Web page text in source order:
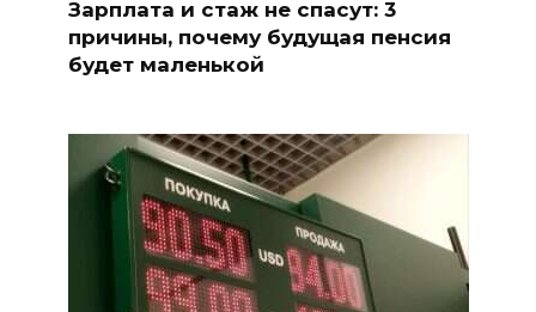
Зарплата и стаж не спасут: 3
причины, почему будущая пенсия
будет маленькой